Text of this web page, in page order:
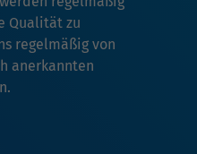
Qualität zu
regelmäßig von
anerkannten